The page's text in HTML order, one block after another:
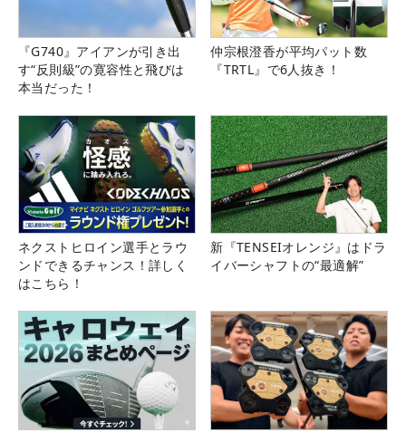
『G740』アイアンが引き出
す“反則級”の寛容性と飛びは
本当だった！
仲宗根澄香が平均パット数
『TRTL』で6人抜き！
ネクストヒロイン選手とラウ
ンドできるチャンス！詳しく
はこちら！
新『TENSEIオレンジ』はドラ
イバーシャフトの“最適解”